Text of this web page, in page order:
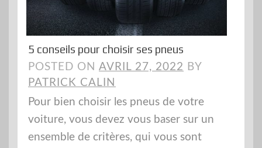
5 conseils pour choisir ses pneus
POSTED ON AVRIL 27, 2022 BY
PATRICK CALIN
Pour bien choisir les pneus de votre
voiture, vous devez vous baser sur un
ensemble de critères, qui vous sont